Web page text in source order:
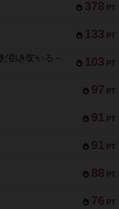
378 PT
133 PT
103 PT
生きている～
97 PT
91 PT
91 PT
88 PT
76 PT